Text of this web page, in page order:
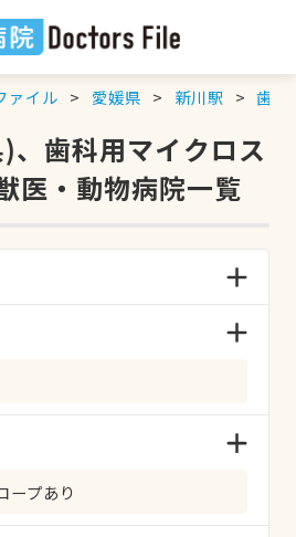
ァイル 愛媛県 新川駅 歯科
、歯科用マイクロス
医・動物病院一覧
ープあり